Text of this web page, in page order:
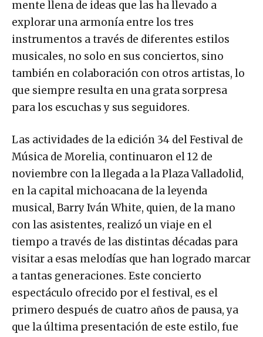
mente llena de ideas que las ha llevado a
explorar una armonía entre los tres
instrumentos a través de diferentes estilos
musicales, no solo en sus conciertos, sino
también en colaboración con otros artistas, lo
que siempre resulta en una grata sorpresa
para los escuchas y sus seguidores.
Las actividades de la edición 34 del Festival de
Música de Morelia, continuaron el 12 de
noviembre con la llegada a la Plaza Valladolid,
en la capital michoacana de la leyenda
musical, Barry Iván White, quien, de la mano
con las asistentes, realizó un viaje en el
tiempo a través de las distintas décadas para
visitar a esas melodías que han logrado marcar
a tantas generaciones. Este concierto
espectáculo ofrecido por el festival, es el
primero después de cuatro años de pausa, ya
que la última presentación de este estilo, fue